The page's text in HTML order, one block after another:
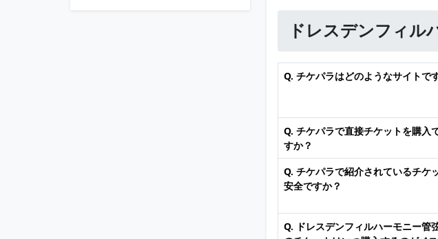
ドレスデンフィル
Q. チケパラはどのようなサイトで
Q. チケパラで直接チケットを購入
すか？
Q. チケパラで紹介されているチケ
安全ですか？
Q. ドレスデンフィルハーモニー管